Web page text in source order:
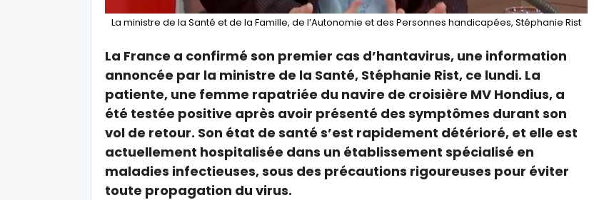
La ministre de la Santé et de la Famille, de l’Autonomie et des Personnes handicapées, Stéphanie Rist
La France a confirmé son premier cas d’hantavirus, une information
annoncée par la ministre de la Santé, Stéphanie Rist, ce lundi. La
patiente, une femme rapatriée du navire de croisière MV Hondius, a
été testée positive après avoir présenté des symptômes durant son
vol de retour. Son état de santé s’est rapidement détérioré, et elle est
actuellement hospitalisée dans un établissement spécialisé en
maladies infectieuses, sous des précautions rigoureuses pour éviter
toute propagation du virus.